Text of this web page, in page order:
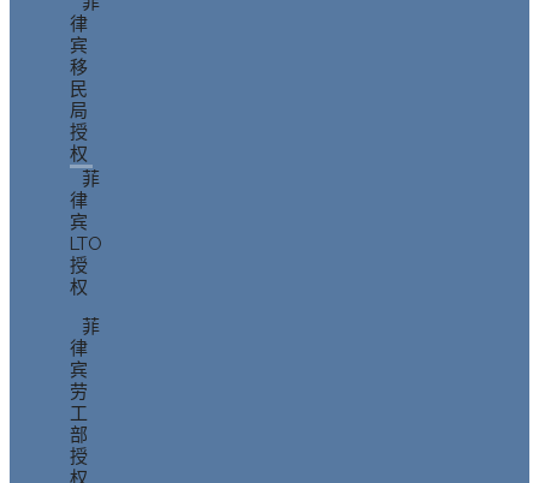
律
宾
移
民
局
授
权
菲
律
宾
LTO
授
权
菲
律
宾
劳
工
部
授